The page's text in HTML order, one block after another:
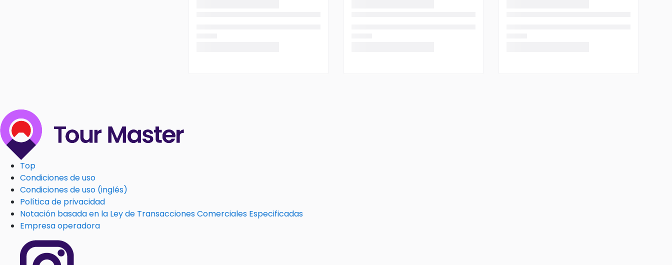
Top
Condiciones de uso
Condiciones de uso (inglés)
Política de privacidad
Notación basada en la Ley de Transacciones Comerciales Especificadas
Empresa operadora